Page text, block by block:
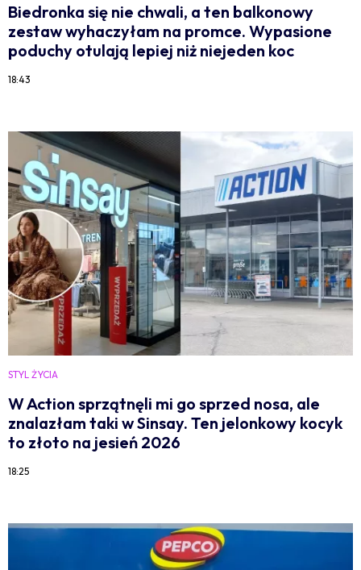
Biedronka się nie chwali, a ten balkonowy
zestaw wyhaczyłam na promce. Wypasione
poduchy otulają lepiej niż niejeden koc
18:43
STYL ŻYCIA
W Action sprzątnęli mi go sprzed nosa, ale
znalazłam taki w Sinsay. Ten jelonkowy kocyk
to złoto na jesień 2026
18:25